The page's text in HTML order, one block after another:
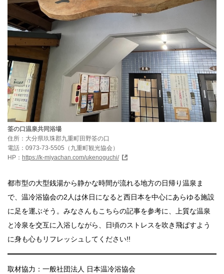
筌の口温泉共同浴場
住所：大分県玖珠郡九重町田野筌の口
電話：0973-73-5505（九重町観光協会）
HP： https://k-miyachan.com/ukenoguchi/
都市型の大型銭湯から静かな時間が流れる地方の日帰り温泉ま
で、温冷浴協会の2人は休日になると西日本を中心にあらゆる施設
に足を運ぶそう。みなさんもこちらの記事を参考に、上質な温泉
と冷泉を交互に入浴しながら、日頃のストレスを吹き飛ばすよう
に身も心もリフレッシュしてください!!
取材協力：一般社団法人 日本温冷浴協会